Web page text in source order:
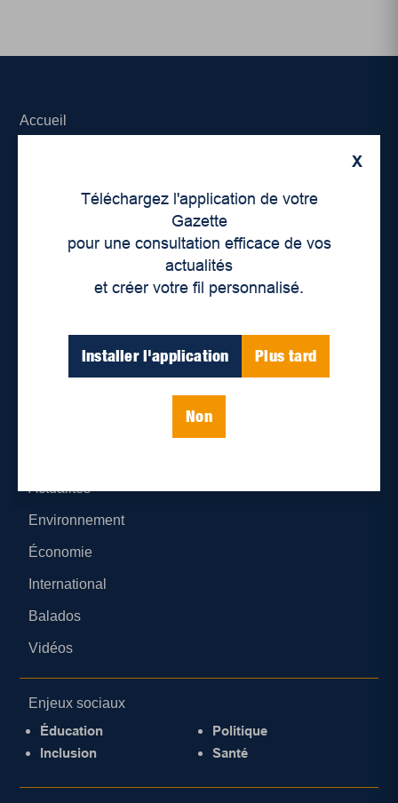
X
Téléchargez l'application de votre
Gazette
pour une consultation efficace de vos
actualités
et créer votre fil personnalisé.
Installer l'application Plus tard
Non
Accueil
Déontologie et confidentialité
Devenir partenaire
Lieux de distribution
Nous joindre
Parutions numériques
Actualités
Environnement
Économie
International
Balados
Vidéos
Enjeux sociaux
Éducation
Inclusion
Politique
Santé